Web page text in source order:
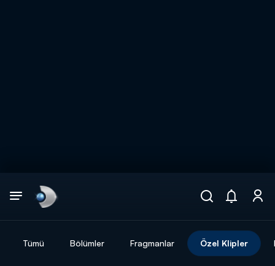
Tümü Bölümler Fragmanlar Özel Klipler